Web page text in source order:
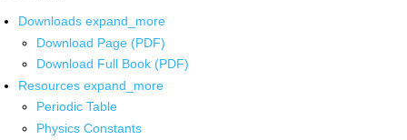
Downloads expand_more
Download Page (PDF)
Download Full Book (PDF)
Resources expand_more
Periodic Table
Physics Constants